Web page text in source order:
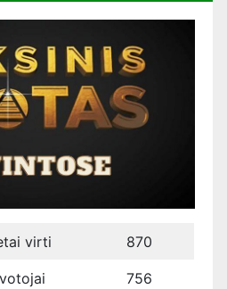
virti 870
756